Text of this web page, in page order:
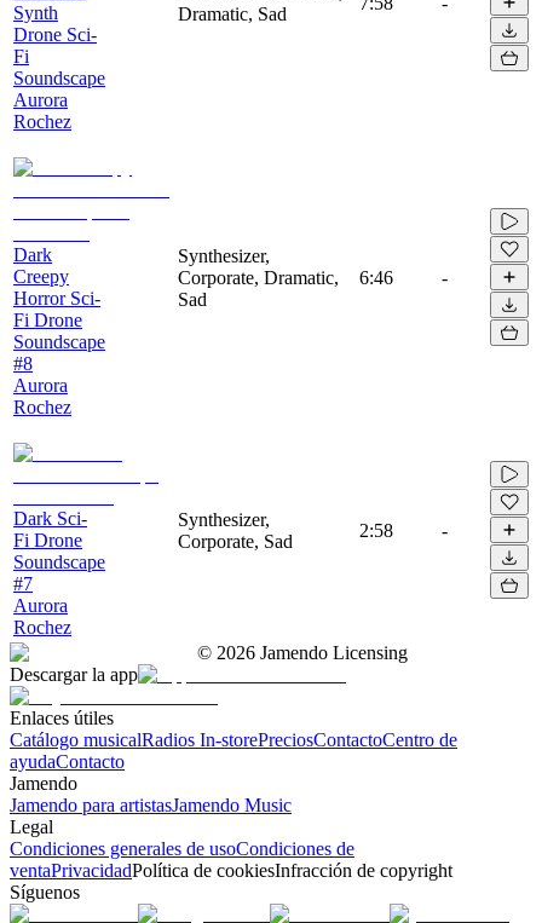
Synth
Drone Sci-
Fi
Soundscape
Aurora
Rochez
Dramatic, Sad
Dark
Creepy
Horror Sci-
Fi Drone
Soundscape
#8
Aurora
Rochez
Synthesizer,
Corporate, Dramatic,
Sad
6:46 -
Dark Sci-
Fi Drone
Soundscape
#7
Aurora
Rochez
Synthesizer,
Corporate, Sad
2:58 -
© 2026 Jamendo Licensing
Descargar la app
Enlaces útiles
Catálogo musicalRadios In-storePreciosContactoCentro de
ayudaContacto
Jamendo
Jamendo para artistasJamendo Music
Legal
Condiciones generales de usoCondiciones de
ventaPrivacidadPolítica de cookiesInfracción de copyright
Síguenos